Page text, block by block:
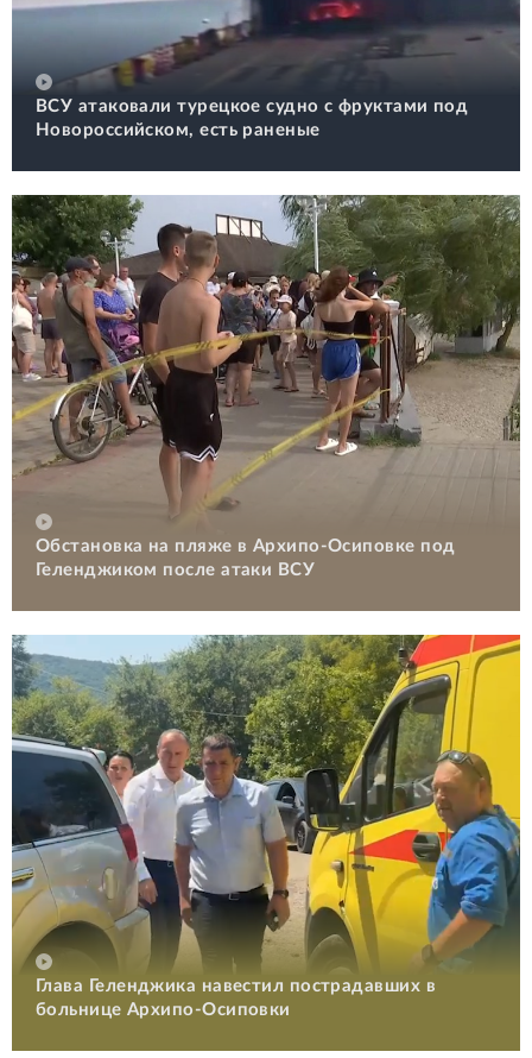
ВСУ атаковали турецкое судно с фруктами под
Новороссийском, есть раненые
Обстановка на пляже в Архипо-Осиповке под
Геленджиком после атаки ВСУ
Глава Геленджика навестил пострадавших в
больнице Архипо-Осиповки